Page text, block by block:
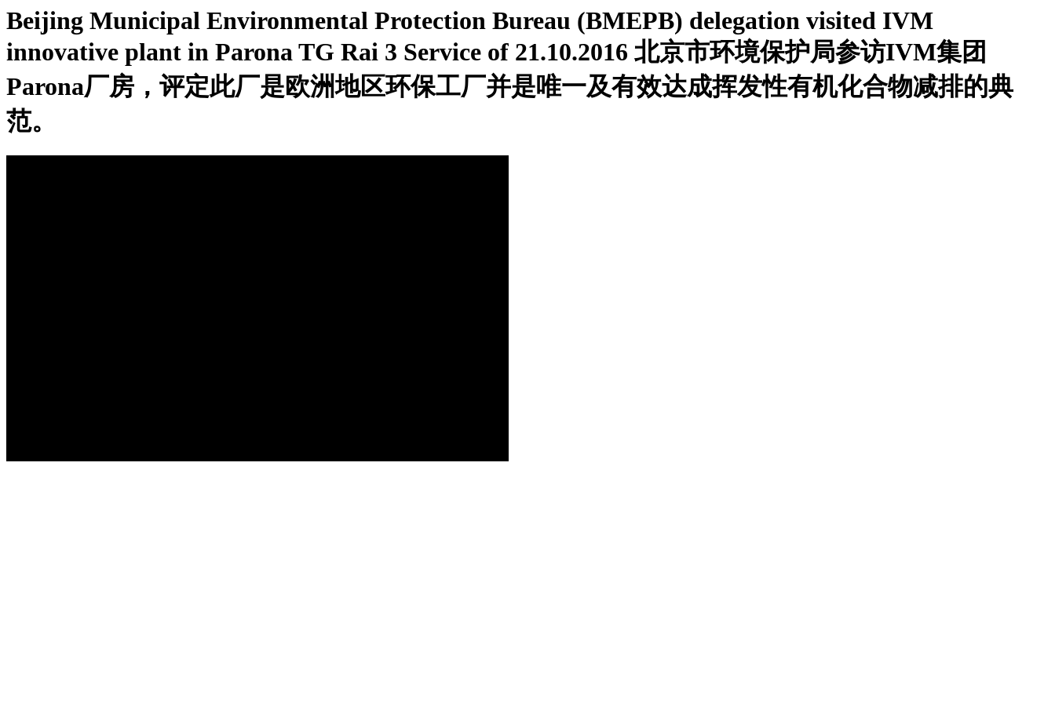
Beijing Municipal Environmental Protection Bureau (BMEPB) delegation visited IVM
innovative plant in Parona TG Rai 3 Service of 21.10.2016 北京市环境保护局参访IVM集团
Parona厂房，评定此厂是欧洲地区环保工厂并是唯一及有效达成挥发性有机化合物减排的典
范。